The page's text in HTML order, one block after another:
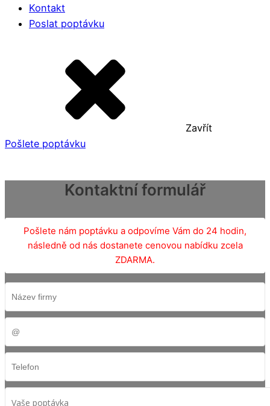
Kontakt
Poslat poptávku
Zavřít
Pošlete poptávku
Kontaktní formulář
Pošlete nám poptávku a odpovíme Vám do 24 hodin,
následně od nás dostanete cenovou nabídku zcela
ZDARMA.